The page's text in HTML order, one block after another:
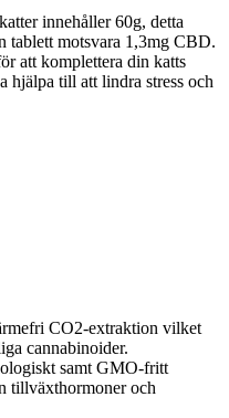
innehåller 60g, detta
tablett motsvara 1,3mg CBD.
att komplettera din katts
hjälpa till att lindra stress och
CO2-extraktion vilket
cannabinoider.
samt GMO-fritt
tillväxthormoner och